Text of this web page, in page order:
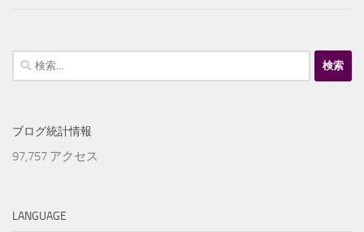
検
索:
ブログ統計情報
97,757 アクセス
LANGUAGE